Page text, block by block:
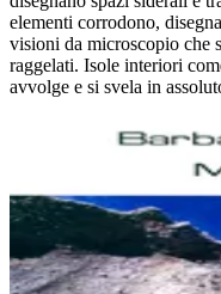
elementi corrodono,
visioni da microscopio che
raggelati. Isole interiori
avvolge e si svela in